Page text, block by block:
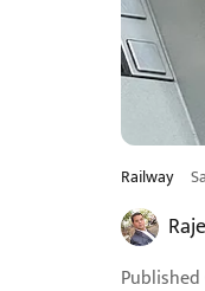
Railway